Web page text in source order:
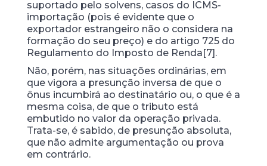
suportado pelo solvens, casos do ICMS-
importação (pois é evidente que o
exportador estrangeiro não o considera na
formação do seu preço) e do artigo 725 do
Regulamento do Imposto de Renda[7].
Não, porém, nas situações ordinárias, em
que vigora a presunção inversa de que o
ônus incumbirá ao destinatário ou, o que é a
mesma coisa, de que o tributo está
embutido no valor da operação privada.
Trata-se, é sabido, de presunção absoluta,
que não admite argumentação ou prova
em contrário.